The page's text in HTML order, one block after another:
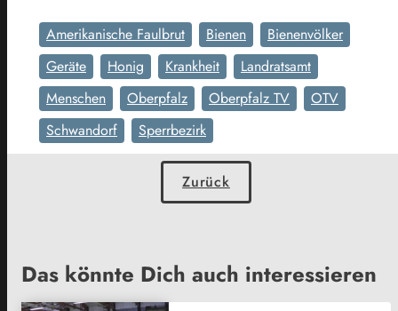
Amerikanische Faulbrut Bienen
Bienenvölker
Geräte
Honig Krankheit
Landratsamt
Menschen
Oberpfalz Oberpfalz TV
OTV
Schwandorf
Sperrbezirk
Zurück
Das könnte Dich auch interessieren